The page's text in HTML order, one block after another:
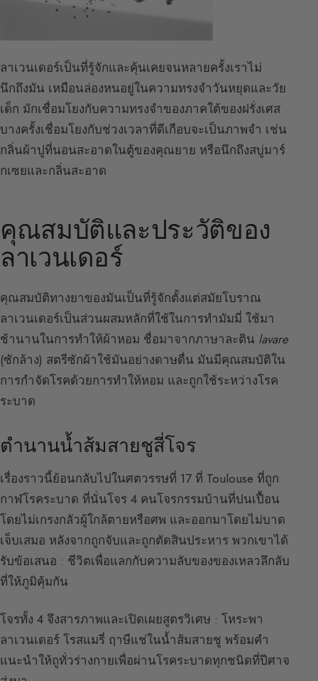
ลาเวนเดอร์เป็นที่รู้จักและคุ้นเคยจนหลายครั้งเราไม่
นึกถึงมัน เหมือนล่องหนอยู่ในความทรงจำวันหยุดและวัย
เด็ก มักเชื่อมโยงกับความทรงจำของภาคใต้ของฝรั่งเศส
บางครั้งเชื่อมโยงกับช่วงเวลาที่ดีเกือบจะเป็นภาพจำ เช่น
กลิ่นผ้าปูที่นอนสะอาดในตู้ของคุณยาย หรือนึกถึงสบู่มาร์
กเซยและกลิ่นสะอาด
คุณสมบัติและประวัติของ
ลาเวนเดอร์
คุณสมบัติทางยาของมันเป็นที่รู้จักตั้งแต่สมัยโบราณ
ลาเวนเดอร์เป็นส่วนผสมหลักที่ใช้ในการทำมัมมี่ ใช้มา
ช้านานในการทำให้ผ้าหอม ชื่อมาจากภาษาละติน lavare
(ซักล้าง) สตรีซักผ้าใช้มันอย่างดาษดื่น มันมีคุณสมบัติใน
การกำจัดโรคด้วยการทำให้หอม และถูกใช้ระหว่างโรค
ระบาด
ตำนานน้ำส้มสายชูสี่โจร
เรื่องราวนี้ย้อนกลับไปในศตวรรษที่ 17 ที่ Toulouse ที่ถูก
กาฬโรคระบาด ที่นั่นโจร 4 คนโจรกรรมบ้านที่ปนเปื้อน
โดยไม่เกรงกลัวผู้ใกล้ตายหรือศพ และออกมาโดยไม่บาด
เจ็บเสมอ หลังจากถูกจับและถูกตัดสินประหาร พวกเขาได้
รับข้อเสนอ : ชีวิตเพื่อแลกกับความลับของของเหลวลึกลับ
ที่ให้ภูมิคุ้มกัน
โจรทั้ง 4 จึงสารภาพและเปิดเผยสูตรวิเศษ : โหระพา
ลาเวนเดอร์ โรสแมรี่ ฤาษีแช่ในน้ำส้มสายชู พร้อมคำ
แนะนำให้ถูทั่วร่างกายเพื่อผ่านโรคระบาดทุกชนิดที่ปีศาจ